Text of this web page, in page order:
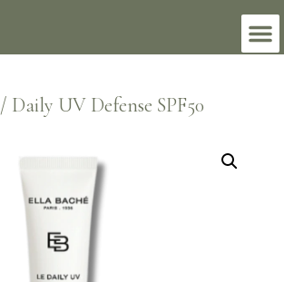
/ Daily UV Defense SPF50